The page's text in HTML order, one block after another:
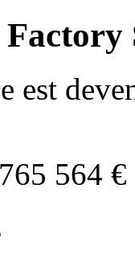
est
564